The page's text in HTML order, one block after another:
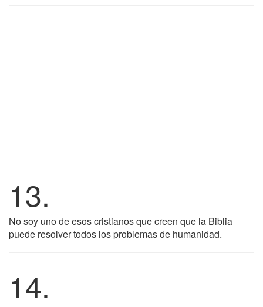
13.
No soy uno de esos cristianos que creen que la Biblia
puede resolver todos los problemas de humanidad.
14.